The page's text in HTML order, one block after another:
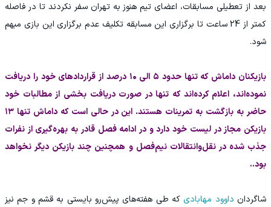
بعد از تعطیلی مسابقات، اعضای تیم هنوز به تهران سفر نکردند تا در فاصله
کمتر از 24 ساعت تا برگزاری این مسابقه تکلیف عدم ‌برگزاری این بازی مبهم
شود.
بازیکنان داماش که تنها حدود ۵ الی ۱۰ درصد از قراردادهای خود را دریافت
نموده‌اند، اعلام کرده‌اند که تنها در صورت دریافت بخشی ‌از مطالبات خود
حاضر به بازگشت به تمرینات هستند. این در حالی است که داماش تنها ۱۳
بازیکن مجاز در لیست خود دارد و در ادامه فصل قادر به بهره‌گیری از نفرات
جذب ‌شده در نقل‌و‌انتقالات نیم‌‌فصل و همچنین چند بازیکن دیگر نخواهد
بود..
شاگردان داوود مهابادیکه طی هفته‌های پیش‌رو بایستی به قشم و‌ جم‌ نیز